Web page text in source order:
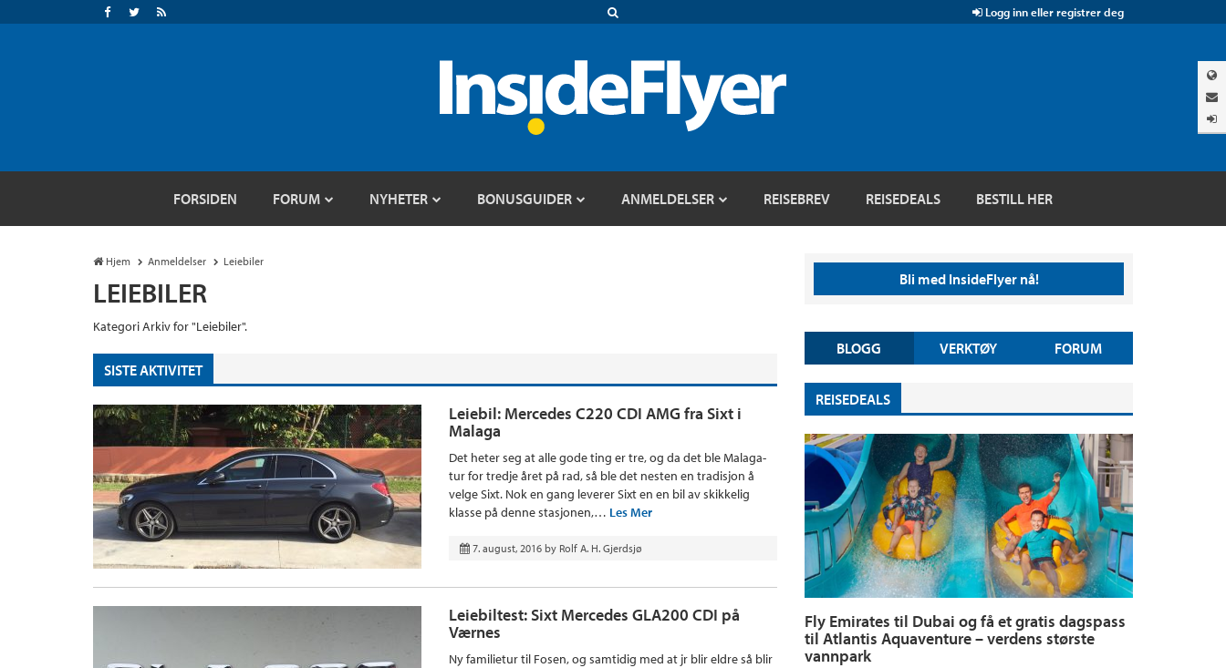
Logg inn eller registrer deg
FORSIDEN FORUM NYHETER BONUSGUIDER ANMELDELSER REISEBREV REISEDEALS BESTILL HER
Hjem Anmeldelser Leiebiler
LEIEBILER
Kategori Arkiv for "Leiebiler".
SISTE AKTIVITET
Leiebil: Mercedes C220 CDI AMG fra Sixt i
Malaga
Det heter seg at alle gode ting er tre, og da det ble Malaga-
tur for tredje året på rad, så ble det nesten en tradisjon å
velge Sixt. Nok en gang leverer Sixt en en bil av skikkelig
klasse på denne stasjonen,… Les Mer
7. august, 2016 by Rolf A. H. Gjerdsjø
Leiebiltest: Sixt Mercedes GLA200 CDI på
Værnes
Ny familietur til Fosen, og samtidig med at jr blir eldre så blir
Bli med InsideFlyer nå!
BLOGG VERKTØY FORUM
REISEDEALS
Fly Emirates til Dubai og få et gratis dagspass
til Atlantis Aquaventure – verdens største
vannpark